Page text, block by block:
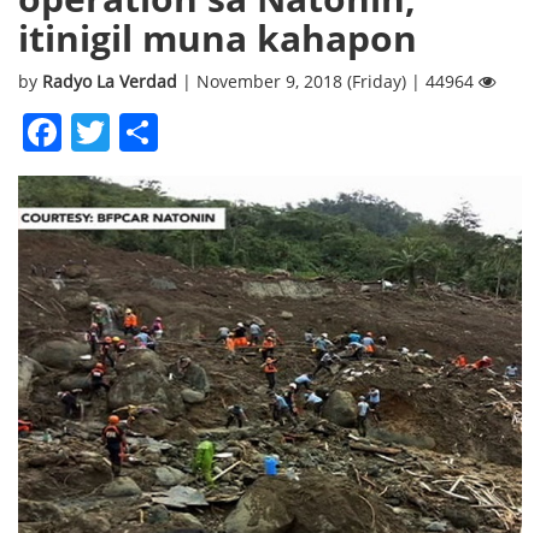
itinigil muna kahapon
by Radyo La Verdad | November 9, 2018 (Friday) | 44964
Facebook
Twitter